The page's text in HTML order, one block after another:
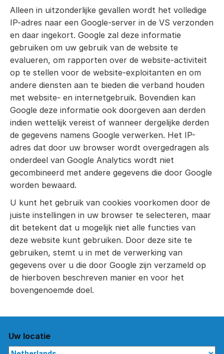
Alleen in uitzonderlijke gevallen wordt het volledige
IP-adres naar een Google-server in de VS verzonden
en daar ingekort. Google zal deze informatie
gebruiken om uw gebruik van de website te
evalueren, om rapporten over de website-activiteit
op te stellen voor de website-exploitanten en om
andere diensten aan te bieden die verband houden
met website- en internetgebruik. Bovendien kan
Google deze informatie ook doorgeven aan derden
indien wettelijk vereist of wanneer dergelijke derden
de gegevens namens Google verwerken. Het IP-
adres dat door uw browser wordt overgedragen als
onderdeel van Google Analytics wordt niet
gecombineerd met andere gegevens die door Google
worden bewaard.
U kunt het gebruik van cookies voorkomen door de
juiste instellingen in uw browser te selecteren, maar
dit betekent dat u mogelijk niet alle functies van
deze website kunt gebruiken. Door deze site te
gebruiken, stemt u in met de verwerking van
gegevens over u die door Google zijn verzameld op
de hierboven beschreven manier en voor het
bovengenoemde doel.
Uw locatie